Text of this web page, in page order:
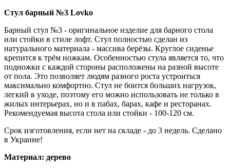
Стул барный №3 Lovko
Барный стул №3 - оригинальное изделие для барного стола
или стойки в стиле лофт. Стул полностью сделан из
натурального материала - массива берёзы. Круглое сиденье
крепится к трём ножкам. Особенностью стула является то, что
подножки с каждой стороны расположены на разной высоте
от пола. Это позволяет людям разного роста устроиться
максимально комфортно. Стул не боится больших нагрузок,
легкий в уходе, поэтому его можно использовать не только в
жилых интерьерах, но и в пабах, барах, кафе и ресторанах.
Рекомендуемая высота стола или стойки - 100-120 см.
Срок изготовления, если нет на складе - до 3 недель. Сделано
в Украине!
Материал: дерево